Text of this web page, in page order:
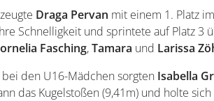
Draga Pervan mit einem 1. Platz
Schnelligkeit und sprintete auf Platz 3
Fasching,Tamara und Larissa
den U16-Mädchen sorgten Isabella
das Kugelstoßen (9,41m) und holte